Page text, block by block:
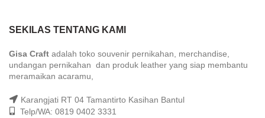
SEKILAS TENTANG KAMI
Gisa Craft adalah toko souvenir pernikahan, merchandise,
undangan pernikahan dan produk leather yang siap membantu
meramaikan acaramu,
Karangjati RT 04 Tamantirto Kasihan Bantul
Telp/WA: 0819 0402 3331